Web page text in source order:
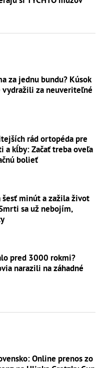
za jednu bundu? Kúsok
vydražili za neuveriteľné
rád ortopéda pre
a kĺby: Začať treba oveľa
bolieť
šesť minút a zažila život
sa už nebojím,
pred 3000 rokmi?
narazili na záhadné
Online prenos zo